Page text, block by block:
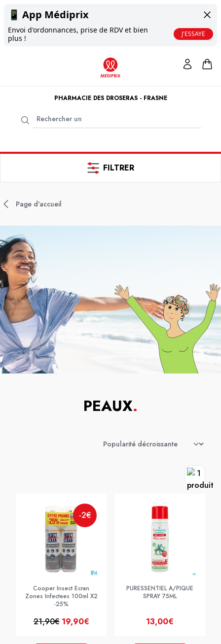
📱 App Médiprix
Envoi d'ordonnances, prise de RDV et bien
plus !
J'ESSAYE
PHARMACIE DES DROSERAS - FRASNE
FILTRER
Page d'accueil
PEAUX.
-2€
Cooper Insect Ecran
Zones Infectees 100ml X2
-25%
21,90€ 19,90€
PURESSENTIEL A/PIQUE
SPRAY 75ML
13,00€